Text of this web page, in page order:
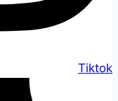
Tiktok